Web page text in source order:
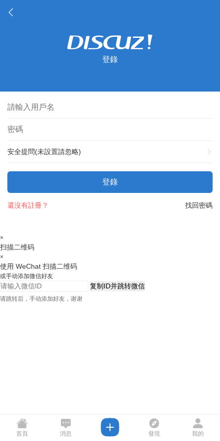
登錄
安全提問(未設置請忽略)
登錄
找回密碼
還沒有註冊？
×
扫描二维码
×
使用 WeChat 扫描二维码
或手动添加微信好友
复制ID并跳转微信
请跳转后，手动添加好友，谢谢
首頁 消息 發現 我的